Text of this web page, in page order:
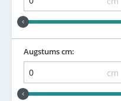
Augstums cm:
cm